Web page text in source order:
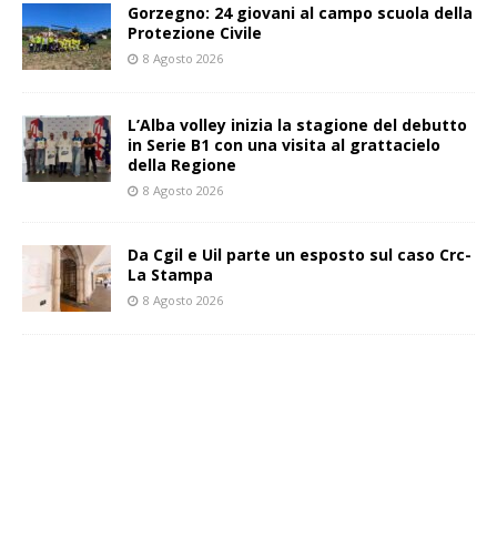
Gorzegno: 24 giovani al campo scuola della
Protezione Civile
8 Agosto 2026
L’Alba volley inizia la stagione del debutto
in Serie B1 con una visita al grattacielo
della Regione
8 Agosto 2026
Da Cgil e Uil parte un esposto sul caso Crc-
La Stampa
8 Agosto 2026